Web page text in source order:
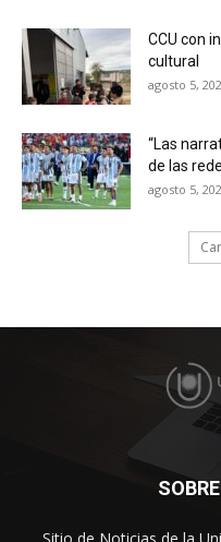
CCU con
cultural
agosto 5,
“Las
de las
agosto 5,